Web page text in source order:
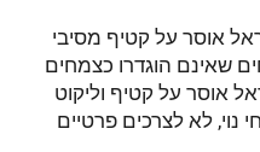
אוסר על קטיף מסיבי
שאינם הוגדרו כצמחים
אוסר על קטיף וליקוט
לא לצרכים פרטיים